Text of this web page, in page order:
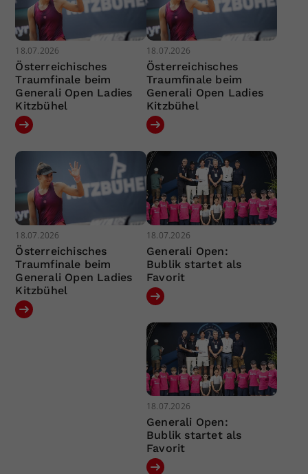
18.07.2026
Österreichisches
Traumfinale beim
Generali Open Ladies
Kitzbühel
18.07.2026
Österreichisches
Traumfinale beim
Generali Open Ladies
Kitzbühel
18.07.2026
Österreichisches
Traumfinale beim
Generali Open Ladies
Kitzbühel
18.07.2026
Generali Open:
Bublik startet als
Favorit
18.07.2026
Generali Open:
Bublik startet als
Favorit